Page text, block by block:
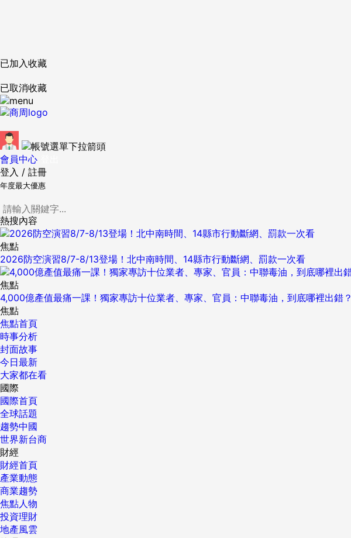
已加入收藏
已取消收藏
會員中心
登入 / 註冊
年度最大優惠
熱搜內容
焦點
2026防空演習8/7-8/13登場！北中南時間、14縣市行動斷網、罰款一次看
焦點
4,000億產值最痛一課！獨家專訪十位業者、專家、官員：中聯毒油，到底哪裡出錯？
焦點
焦點首頁
時事分析
封面故事
今日最新
大家都在看
國際
國際首頁
全球話題
趨勢中國
世界新台商
財經
財經首頁
產業動態
商業趨勢
焦點人物
投資理財
地產風雲